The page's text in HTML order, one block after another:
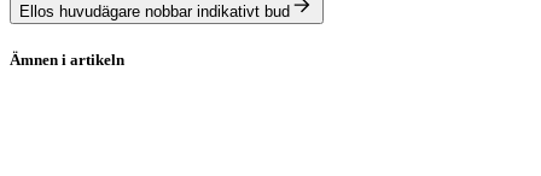
Ellos huvudägare nobbar indikativt bud
Ämnen i artikeln